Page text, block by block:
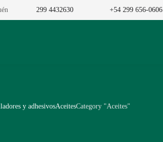
299 4432630 +54 299 656-0606
y adhesivosAceitesCategory "Aceites"